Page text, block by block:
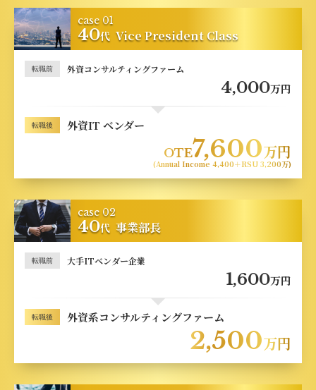
case 01
40代 Vice President Class
転職前 外資コンサルティングファーム
4,000万円
転職後 外資IT ベンダー
OTE7,600万円
(Annual Income 4,400＋RSU 3,200万)
case 02
40代 事業部長
転職前 大手ITベンダー企業
1,600万円
転職後 外資系コンサルティングファーム
2,500万円